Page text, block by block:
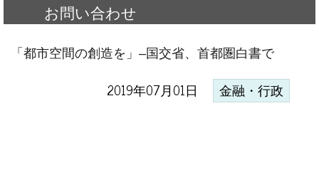
お問い合わせ
「都市空間の創造を」–国交省、首都圏白書で
2019年07月01日 金融・行政